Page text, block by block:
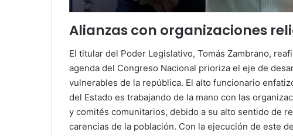
Alianzas con organizaciones
El titular del Poder Legislativo, Tomás Zambrano,
agenda del Congreso Nacional prioriza el eje de
vulnerables de la república. El alto funcionario
del Estado es trabajando de la mano con las
y comités comunitarios, debido a su alto sentido de
carencias de la población. Con la ejecución de este